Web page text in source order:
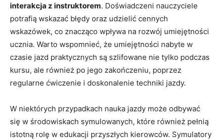
interakcja z instruktorem. Doświadczeni nauczyciele
potrafią wskazać błędy oraz udzielić cennych
wskazówek, co znacząco wpływa na rozwój umiejętności
ucznia. Warto wspomnieć, że umiejętności nabyte w
czasie jazd praktycznych są szlifowane nie tylko podczas
kursu, ale również po jego zakończeniu, poprzez
regularne ćwiczenie i doskonalenie techniki jazdy.
W niektórych przypadkach nauka jazdy może odbywać
się w środowiskach symulowanych, które również pełnią
istotną rolę w edukacji przyszłych kierowców. Symulatory